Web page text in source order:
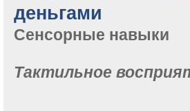
деньгами
Сенсорные навыки
Тактильное